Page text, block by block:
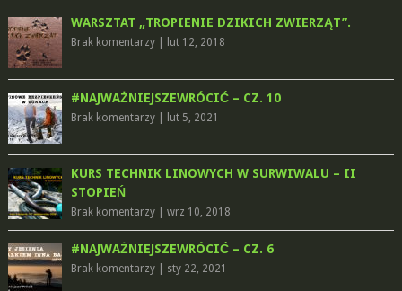
WARSZTAT „TROPIENIE DZIKICH ZWIERZĄT”.
Brak komentarzy| lut 12, 2018
#NAJWAŻNIEJSZEWRÓCIĆ – CZ. 10
Brak komentarzy| lut 5, 2021
KURS TECHNIK LINOWYCH W SURWIWALU – II
STOPIEŃ
Brak komentarzy| wrz 10, 2018
#NAJWAŻNIEJSZEWRÓCIĆ – CZ. 6
Brak komentarzy| sty 22, 2021